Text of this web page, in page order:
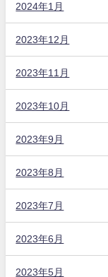
2024年1月
2023年12月
2023年11月
2023年10月
2023年9月
2023年8月
2023年7月
2023年6月
2023年5月